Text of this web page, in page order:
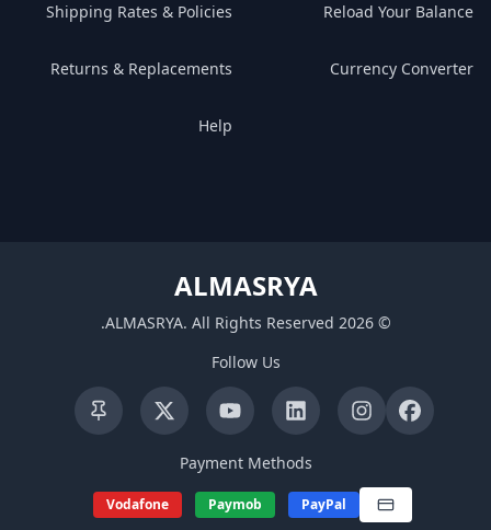
Reload Your Balance
Currency Converter
Shipping Rates & Policies
Returns & Replacements
Help
ALMASRYA
©
2026
ALMASRYA. All Rights Reserved
.
Follow Us
Payment Methods
PayPal
Paymob
Vodafone